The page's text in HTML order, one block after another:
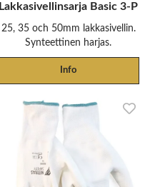
Lakkasivellinsarja Basic 3-P
25, 35 och 50mm lakkasivellin.
Synteettinen harjas.
Info